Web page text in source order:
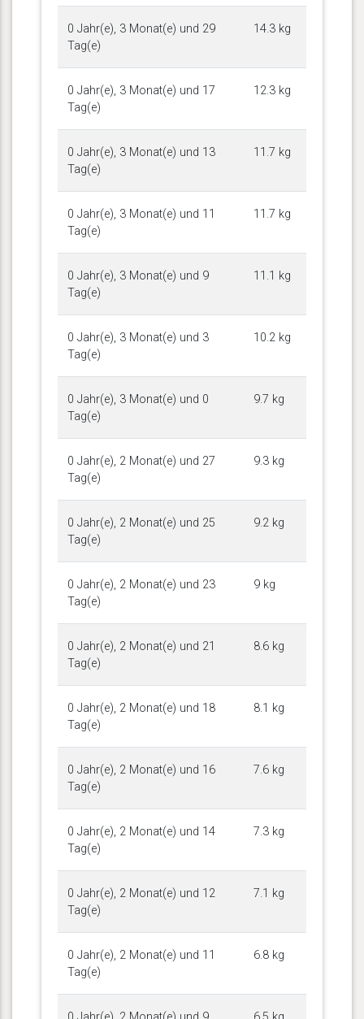
0 Jahr(e), 3 Monat(e) und 29
Tag(e)
14.3 kg
0 Jahr(e), 3 Monat(e) und 17
Tag(e)
12.3 kg
0 Jahr(e), 3 Monat(e) und 13
Tag(e)
11.7 kg
0 Jahr(e), 3 Monat(e) und 11
Tag(e)
11.7 kg
0 Jahr(e), 3 Monat(e) und 9
Tag(e)
11.1 kg
0 Jahr(e), 3 Monat(e) und 3
Tag(e)
10.2 kg
0 Jahr(e), 3 Monat(e) und 0
Tag(e)
9.7 kg
0 Jahr(e), 2 Monat(e) und 27
Tag(e)
9.3 kg
0 Jahr(e), 2 Monat(e) und 25
Tag(e)
9.2 kg
0 Jahr(e), 2 Monat(e) und 23
Tag(e)
9 kg
0 Jahr(e), 2 Monat(e) und 21
Tag(e)
8.6 kg
0 Jahr(e), 2 Monat(e) und 18
Tag(e)
8.1 kg
0 Jahr(e), 2 Monat(e) und 16
Tag(e)
7.6 kg
0 Jahr(e), 2 Monat(e) und 14
Tag(e)
7.3 kg
0 Jahr(e), 2 Monat(e) und 12
Tag(e)
7.1 kg
0 Jahr(e), 2 Monat(e) und 11
Tag(e)
6.8 kg